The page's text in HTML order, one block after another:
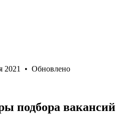
2021 • Обновлено
подбора вакансий